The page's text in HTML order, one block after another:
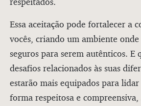
Essa aceitação pode fortalecer a
vocês, criando um ambiente onde
seguros para serem autênticos. E
desafios relacionados às suas
estarão mais equipados para lidar
forma respeitosa e compreensiva,